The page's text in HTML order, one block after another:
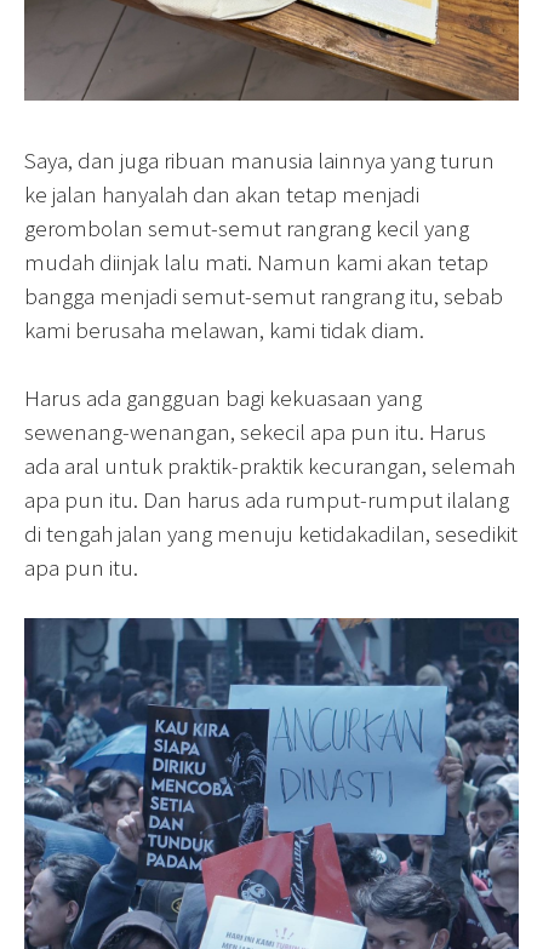
Saya, dan juga ribuan manusia lainnya yang turun
ke jalan hanyalah dan akan tetap menjadi
gerombolan semut-semut rangrang kecil yang
mudah diinjak lalu mati. Namun kami akan tetap
bangga menjadi semut-semut rangrang itu, sebab
kami berusaha melawan, kami tidak diam.
Harus ada gangguan bagi kekuasaan yang
sewenang-wenangan, sekecil apa pun itu. Harus
ada aral untuk praktik-praktik kecurangan, selemah
apa pun itu. Dan harus ada rumput-rumput ilalang
di tengah jalan yang menuju ketidakadilan, sesedikit
apa pun itu.